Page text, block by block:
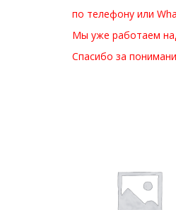
по телефону или
Мы уже работаем
Спасибо за